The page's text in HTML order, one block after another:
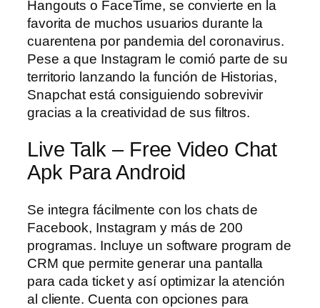
Hangouts o FaceTime, se convierte en la
favorita de muchos usuarios durante la
cuarentena por pandemia del coronavirus.
Pese a que Instagram le comió parte de su
territorio lanzando la función de Historias,
Snapchat está consiguiendo sobrevivir
gracias a la creatividad de sus filtros.
Live Talk – Free Video Chat
Apk Para Android
Se integra fácilmente con los chats de
Facebook, Instagram y más de 200
programas. Incluye un software program de
CRM que permite generar una pantalla
para cada ticket y así optimizar la atención
al cliente. Cuenta con opciones para